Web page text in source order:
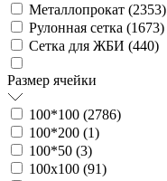
Металлопрокат (2353)
Рулонная сетка (1673)
Сетка для ЖБИ (440)
Размер ячейки
100*100 (2786)
100*200 (1)
100*50 (3)
100х100 (91)